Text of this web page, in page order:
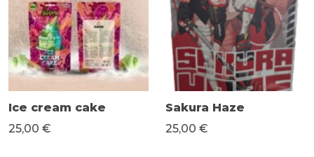
Ice cream cake
25,00 €
Sakura Haze
25,00 €